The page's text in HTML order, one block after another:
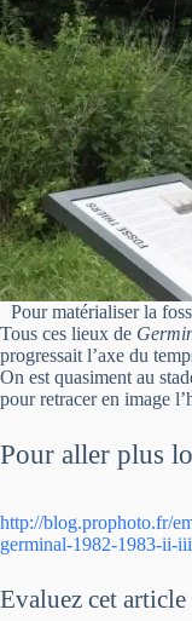
Pour matérialiser la
Tous ces lieux de
progressait l’axe du
On est quasiment au
pour retracer en image
Pour aller plus
http://blog.prophoto.fr/
germinal-1982-1983-ii-
Evaluez cet article